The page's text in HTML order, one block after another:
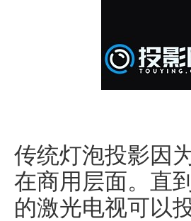
传统灯泡投影因
在商用层面。直
的激光电视可以